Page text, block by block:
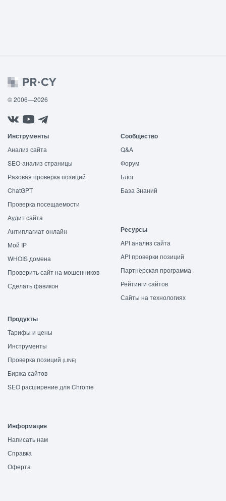
© 2006—2026
Инструменты
Анализ сайта
SEO-анализ страницы
Разовая проверка позиций
ChatGPT
Проверка посещаемости
Аудит сайта
Антиплагиат онлайн
Мой IP
WHOIS домена
Проверить сайт на мошенников
Сделать фавикон
Сообщество
Q&A
Форум
Блог
База Знаний
Ресурсы
API анализ сайта
API проверки позиций
Партнёрская программа
Рейтинги сайтов
Сайты на технологиях
Продукты
Тарифы и цены
Инструменты
Проверка позиций (LINE)
Биржа сайтов
SEO расширение для Chrome
Информация
Написать нам
Справка
Оферта